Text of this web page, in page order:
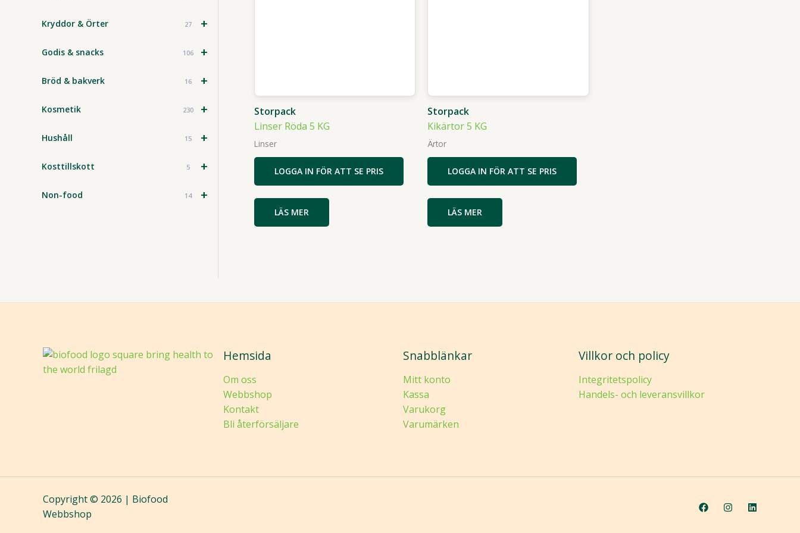
+
Kryddor & Örter 27
+
Godis & snacks 106
+
Bröd & bakverk 16
+
Kosmetik 230
+
Hushåll 15
+
Kosttillskott 5
+
Non-food 14
Storpack
Linser Röda 5 KG
Linser
LOGGA IN FÖR ATT SE PRIS
LÄS MER
Storpack
Kikärtor 5 KG
Ärtor
LOGGA IN FÖR ATT SE PRIS
LÄS MER
Hemsida
Om oss
Webbshop
Kontakt
Bli återförsäljare
Snabblänkar
Mitt konto
Kassa
Varukorg
Varumärken
Villkor och policy
Integritetspolicy
Handels- och leveransvillkor
Copyright © 2026 | Biofood
Webbshop